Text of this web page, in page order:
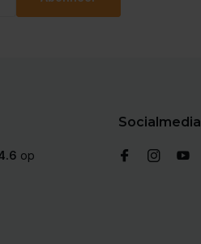
op
Socialmedia